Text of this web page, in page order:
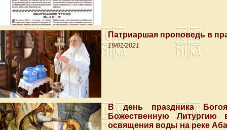
Патриаршая проповедь в
19/01/2021
В день праздника
Божественную
освящения воды на реке